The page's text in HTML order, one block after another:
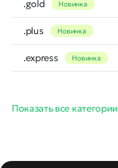
.gold Новинка
.plus Новинка
.express Новинка
Показать все категории